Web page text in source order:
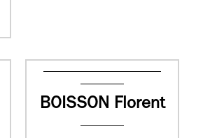
BOISSON Florent